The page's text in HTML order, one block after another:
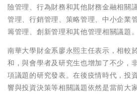
險管理、行為財務和其他財務金融相關
管理、行銷管理、策略管理、中小企業
籌管理、創新管理和其他管理相關議題。
南華大學財金系廖永熙主任表示，相較
和，與會學者及研究生也增加了不少，
項議題的研究發表。在後疫情時代，投
響與投資決策等相關議題依然是當前大